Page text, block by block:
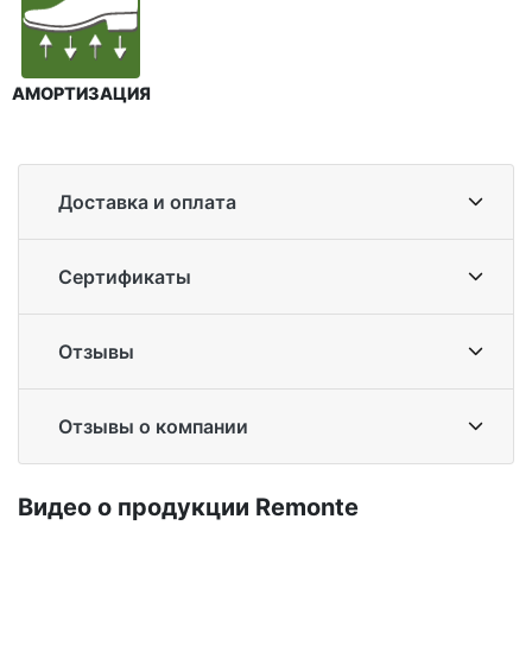
АМОРТИЗАЦИЯ
Доставка и оплата
Сертификаты
Отзывы
Отзывы о компании
Ви­део о про­дук­ции Re­mon­te